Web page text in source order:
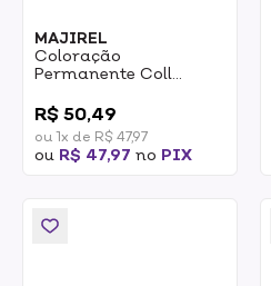
MAJIREL
Coloração
Permanente Coll
Loiro Acizentado 60g
R$ 50,49
ou 1x de R$ 47,97
ou R$ 47,97 no PIX